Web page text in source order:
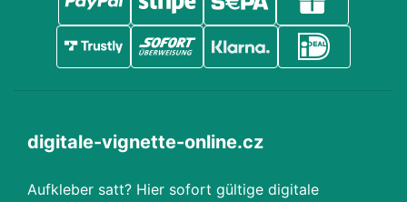
digitale-vignette-online.cz
Aufkleber satt? Hier sofort gültige digitale